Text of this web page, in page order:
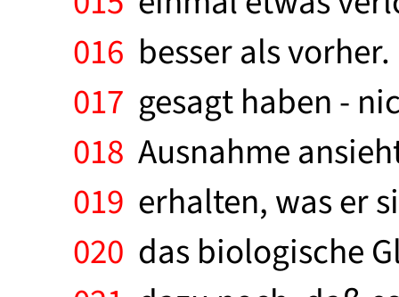
016 besser als
017 gesagt haben -
018 Ausnahme
019 erhalten, was er
020 das biologische